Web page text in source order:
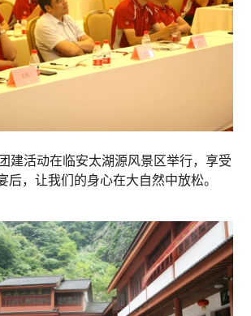
建活动在临安太湖源风景区举行，享受
后，让我们的身心在大自然中放松。